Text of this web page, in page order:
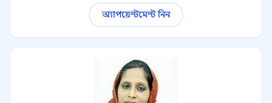
অ্যাপয়েন্টমেন্ট নিন